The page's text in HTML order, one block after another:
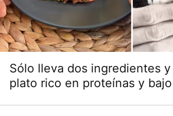
Sólo lleva dos ingredientes
plato rico en proteínas y